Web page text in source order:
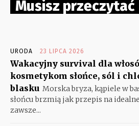
Musisz przeczytać
URODA 23 LIPCA 2026
Wakacyjny survival dla
kosmetykom słońce, sól i
blasku Morska bryza, kąpiele w
słońcu brzmią jak przepis na
zawsze...